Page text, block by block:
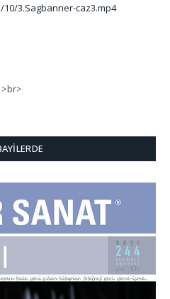
3.Sagbanner-caz3.mp4
>br>